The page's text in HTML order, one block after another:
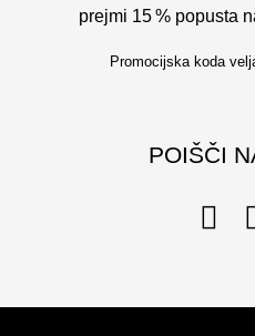
prejmi 15 % popusta
Promocijska koda
POIŠČI